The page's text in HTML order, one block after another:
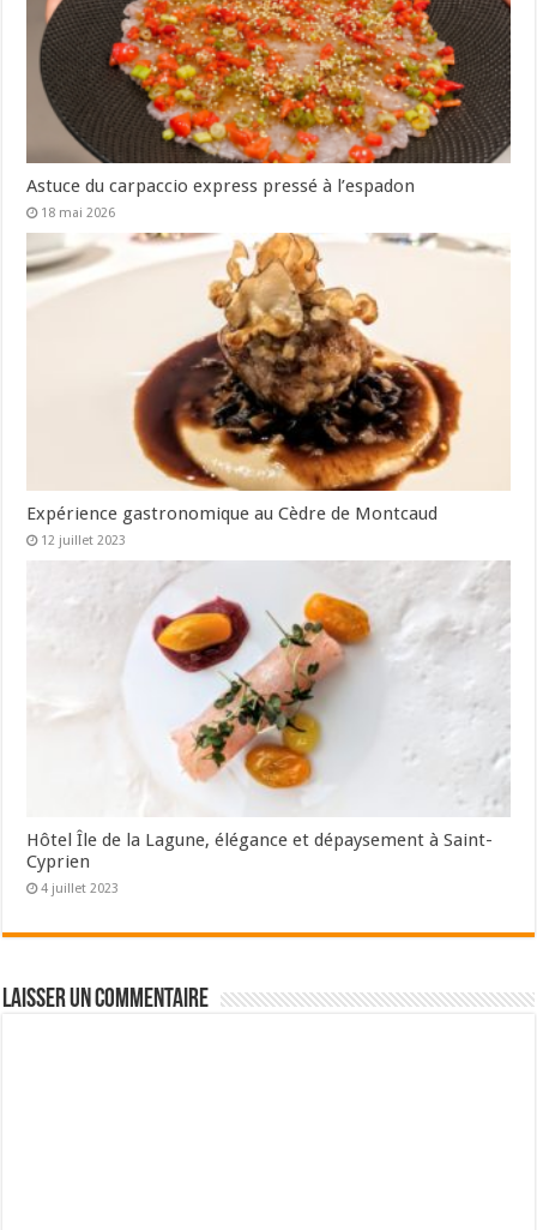
Astuce du carpaccio express pressé à l’espadon
18 mai 2026
Expérience gastronomique au Cèdre de Montcaud
12 juillet 2023
Hôtel Île de la Lagune, élégance et dépaysement à Saint-
Cyprien
4 juillet 2023
Laisser un commentaire